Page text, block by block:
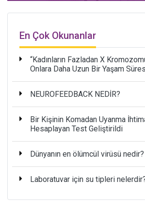
En Çok Okunanlar
“Kadınların Fazladan X
Onlara Daha Uzun Bir Yaşam
NEUROFEEDBACK NEDİR?
Bir Kişinin Komadan Uyanma
Hesaplayan Test Geliştirildi
Dünyanın en ölümcül virüsü nedir?
Laboratuvar için su tipleri